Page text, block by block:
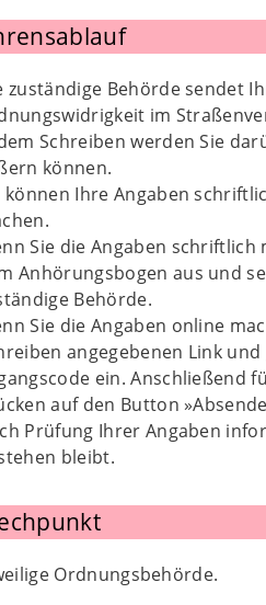
zuständige Behörde sendet
im
Schreiben werden Sie
können.
können Ihre Angaben
Sie die Angaben
Anhörungsbogen aus und
Behörde.
Sie die Angaben online
angegebenen Link
ein. Anschließend
auf den Button
Prüfung Ihrer Angaben
bleibt.
Ordnungsbehörde.